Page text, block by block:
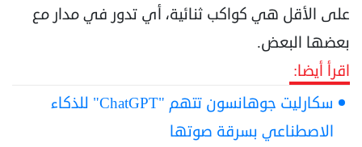
على الأقل هي كواكب ثنائية، أي تدور في مدار مع
بعضها البعض.
اقرأ أيضا:
سكارليت جوهانسون تتهم "ChatGPT" للذكاء
الاصطناعي بسرقة صوتها